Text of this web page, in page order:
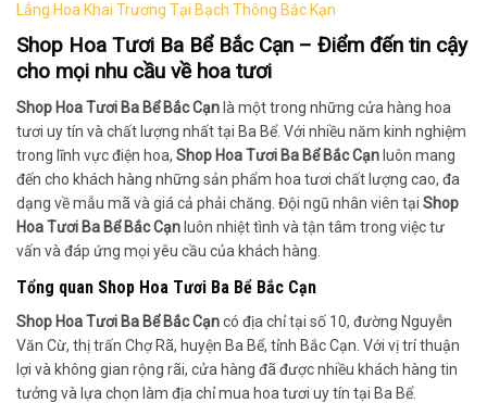
Lẳng Hoa Khai Trương Tại Bạch Thông Bắc Kạn
Shop Hoa Tươi Ba Bể Bắc Cạn – Điểm đến tin cậy
cho mọi nhu cầu về hoa tươi
Shop Hoa Tươi Ba Bể Bắc Cạnlà một trong những cửa hàng hoa
tươi uy tín và chất lượng nhất tại Ba Bể. Với nhiều năm kinh nghiệm
trong lĩnh vực điện hoa, Shop Hoa Tươi Ba Bể Bắc Cạnluôn mang
đến cho khách hàng những sản phẩm hoa tươi chất lượng cao, đa
dạng về mẫu mã và giá cả phải chăng. Đội ngũ nhân viên tại Shop
Hoa Tươi Ba Bể Bắc Cạnluôn nhiệt tình và tận tâm trong việc tư
vấn và đáp ứng mọi yêu cầu của khách hàng.
Tổng quan Shop Hoa Tươi Ba Bể Bắc Cạn
Shop Hoa Tươi Ba Bể Bắc Cạncó địa chỉ tại số 10, đường Nguyễn
Văn Cừ, thị trấn Chợ Rã, huyện Ba Bể, tỉnh Bắc Cạn. Với vị trí thuận
lợi và không gian rộng rãi, cửa hàng đã được nhiều khách hàng tin
tưởng và lựa chọn làm địa chỉ mua hoa tươi uy tín tại Ba Bể.